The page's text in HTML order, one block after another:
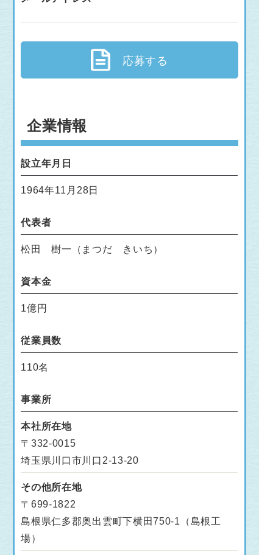
応募する
企業情報
設立年月日
1964年11月28日
代表者
松田 樹一（まつだ きいち）
資本金
1億円
従業員数
110名
事業所
本社所在地
〒332-0015
埼玉県川口市川口2-13-20
その他所在地
〒699-1822
島根県仁多郡奥出雲町下横田750-1（島根工
場）